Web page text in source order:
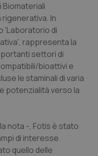
In
'Laboratorio di
rappresenta la
settori di
bioattivi e
le staminali di varia
potenzialità verso la
nota -, Fotis è stato
di interesse
quello delle